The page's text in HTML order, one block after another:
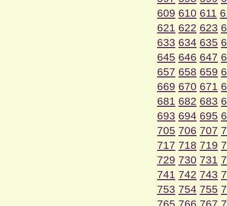
609 610 611
621 622 623
633 634 635
645 646 647
657 658 659
669 670 671
681 682 683
693 694 695
705 706 707
717 718 719
729 730 731
741 742 743
753 754 755